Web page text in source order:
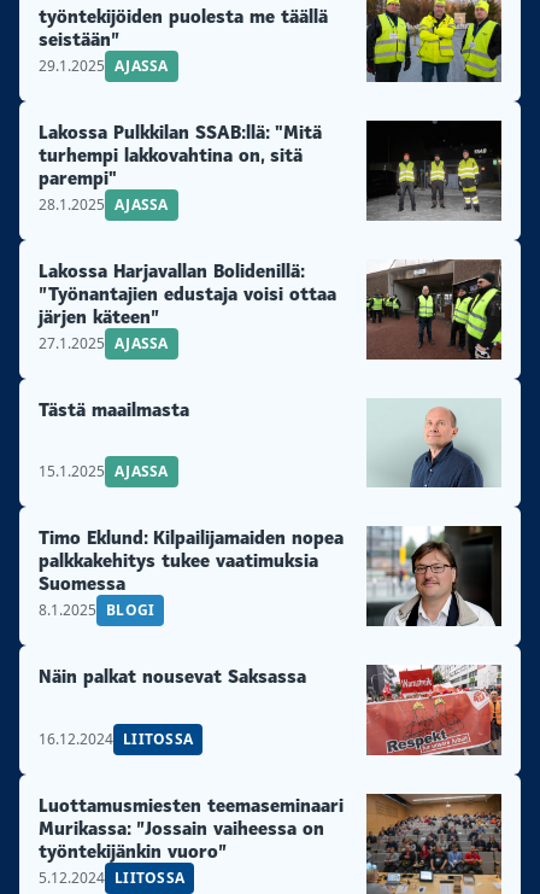
työntekijöiden puolesta me täällä
seistään”
29.1.2025 AJASSA
Lakossa Pulkkilan SSAB:llä: "Mitä
turhempi lakkovahtina on, sitä
parempi"
28.1.2025 AJASSA
Lakossa Harjavallan Bolidenillä:
”Työnantajien edustaja voisi ottaa
järjen käteen”
27.1.2025 AJASSA
Tästä maailmasta
15.1.2025 AJASSA
Timo Eklund: Kilpailijamaiden nopea
palkkakehitys tukee vaatimuksia
Suomessa
8.1.2025 BLOGI
Näin palkat nousevat Saksassa
16.12.2024 LIITOSSA
Luottamusmiesten teemaseminaari
Murikassa: ”Jossain vaiheessa on
työntekijänkin vuoro”
5.12.2024 LIITOSSA